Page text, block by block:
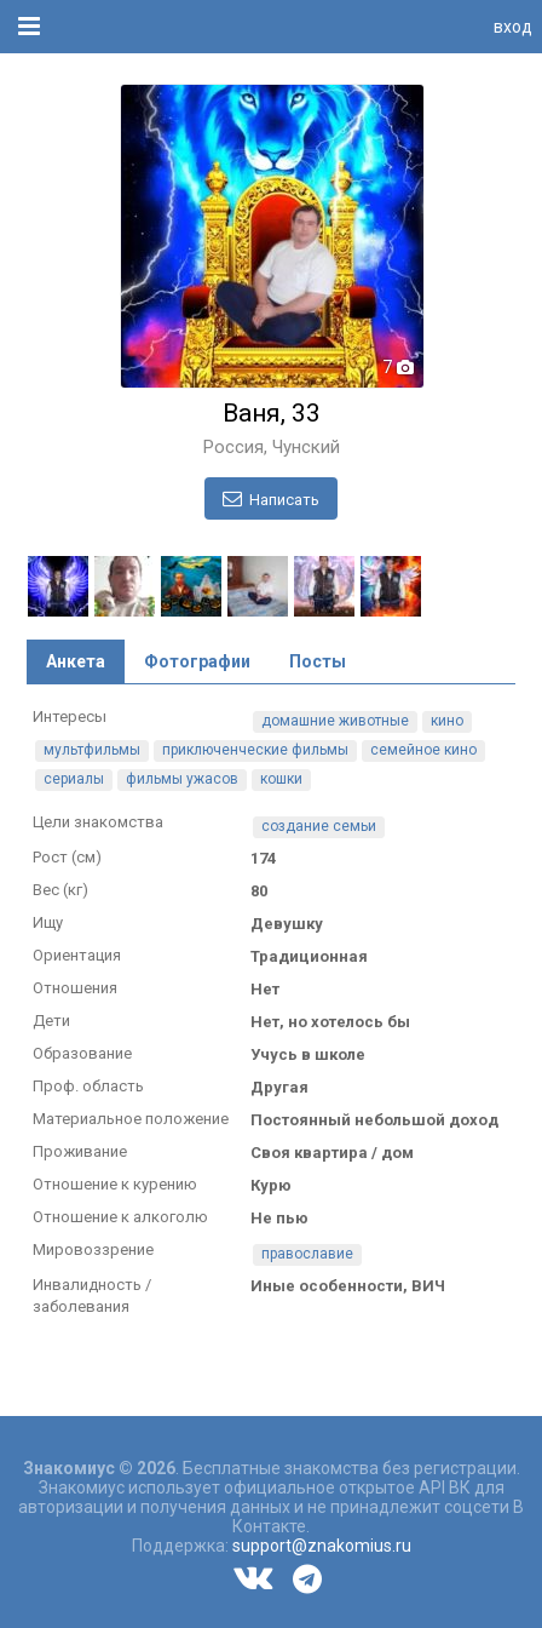
вход
7
Ваня, 33
Россия, Чунский
Написать
Анкета Фотографии Посты
Интересы домашние животные
кино
мультфильмы
приключенческие фильмы
семейное кино
сериалы
фильмы ужасов кошки
Цели знакомства создание семьи
Рост (см)
174
Вес (кг)
80
Ищу
Девушку
Ориентация
Традиционная
Отношения
Нет
Дети
Нет, но хотелось бы
Образование
Учусь в школе
Проф. область
Другая
Материальное положение
Постоянный небольшой доход
Проживание
Своя квартира / дом
Отношение к курению
Курю
Отношение к алкоголю
Не пью
Мировоззрение
православие
Инвалидность /
заболевания
Иные особенности, ВИЧ
Знакомиус © 2026. Бесплатные знакомства без регистрации.
Знакомиус использует официальное открытое API ВК для
авторизации и получения данных и не принадлежит соцсети В
Контакте.
Поддержка: support@znakomius.ru